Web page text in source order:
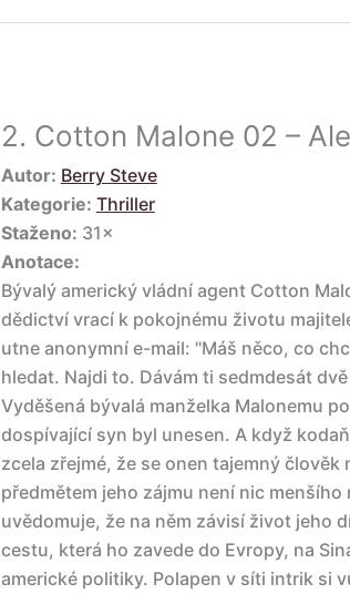
2. Cotton Malone 02 –
Autor: Berry Steve
Kategorie: Thriller
Staženo: 31×
Anotace:
Bývalý americký vládní agent Cotton
dědictví vrací k pokojnému životu
utne anonymní e-mail: "Máš něco, co
hledat. Najdi to. Dávám ti sedmdesát
Vyděšená bývalá manželka Malonemu
dospívající syn byl unesen. A když
zcela zřejmé, že se onen tajemný
předmětem jeho zájmu není nic
uvědomuje, že na něm závisí život jeho
cestu, která ho zavede do Evropy, na
americké politiky. Polapen v síti intrik si